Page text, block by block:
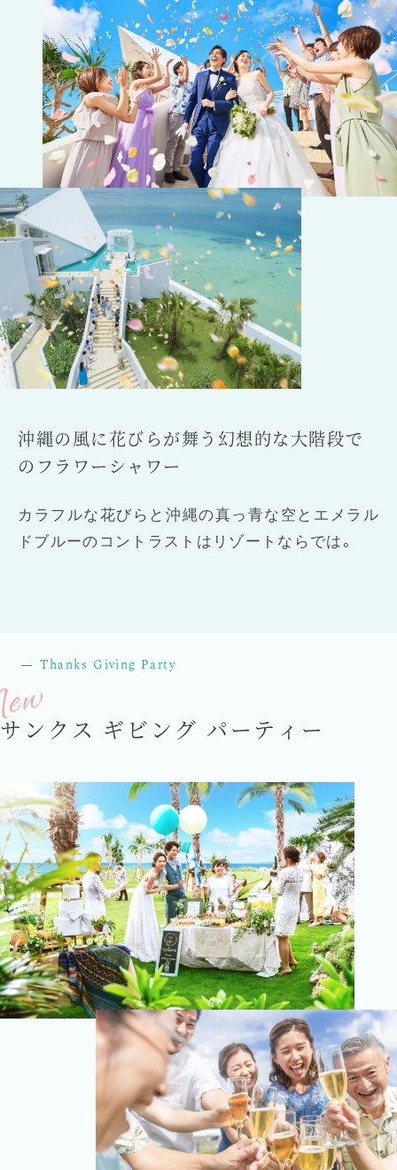
沖縄の風に花びらが舞う幻想的な大階段で
のフラワーシャワー
カラフルな花びらと沖縄の真っ青な空とエメラル
ドブルーのコントラストはリゾートならでは。
Thanks Giving Party
サンクス ギビング パーティー